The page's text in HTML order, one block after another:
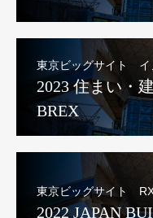
東京ビッグサイト イ
2023 住まい・
BREX
東京ビッグサイト
2022 JAPAN